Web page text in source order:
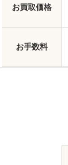
お買取価格
お手数料